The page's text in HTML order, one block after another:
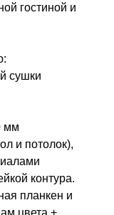
гостиной и
сушки
мм
и потолок),
контура.
планкен и
цвета +